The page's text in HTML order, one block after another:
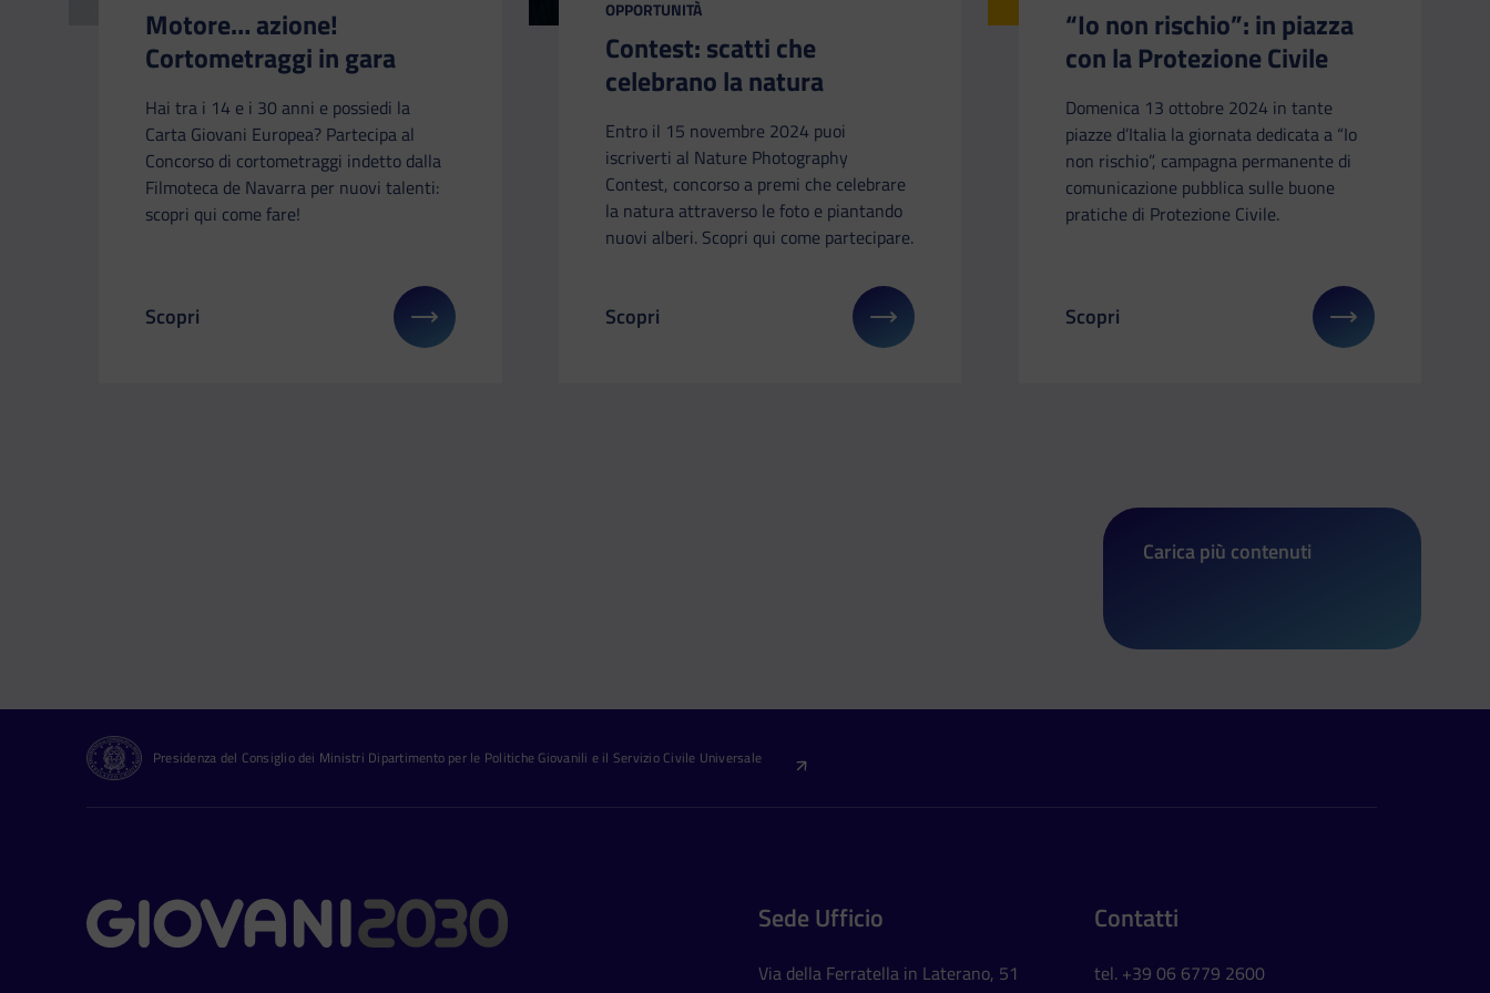
Motore… azione!
Cortometraggi in gara
Hai tra i 14 e i 30 anni e possiedi la
Carta Giovani Europea? Partecipa al
Concorso di cortometraggi indetto dalla
Filmoteca de Navarra per nuovi talenti:
scopri qui come fare!
Il link ti porterà ad avere maggiori dettagli su: Motore… azione! Cortometraggi in gara
Scopri
OPPORTUNITÀ
Contest: scatti che
celebrano la natura
Entro il 15 novembre 2024 puoi
iscriverti al Nature Photography
Contest, concorso a premi che celebrare
la natura attraverso le foto e piantando
nuovi alberi. Scopri qui come partecipare.
Il link ti porterà ad avere maggiori dettagli su: Contest: scatti che celebrano la natura
Scopri
“Io non rischio”: in piazza
con la Protezione Civile
Domenica 13 ottobre 2024 in tante
piazze d’Italia la giornata dedicata a “Io
non rischio”, campagna permanente di
comunicazione pubblica sulle buone
pratiche di Protezione Civile.
Il link ti porterà ad avere maggiori dettagli su: “Io
Scopri
Carica più contenuti
Presidenza del Consiglio dei Ministri Dipartimento per le Politiche Giovanili e il Servizio Civile Universale
Contatti Sede Ufficio
Via della Ferratella in Laterano, 51
Contatti
tel. +39 06 6779 2600